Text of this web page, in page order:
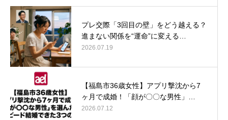
プレ交際「3回目の壁」をどう越える？
進まない関係を“運命”に変える…
2026.07.19
【福島市36歳女性】アプリ撃沈から7
ヶ月で成婚！「顔が〇〇な男性」…
2026.07.12